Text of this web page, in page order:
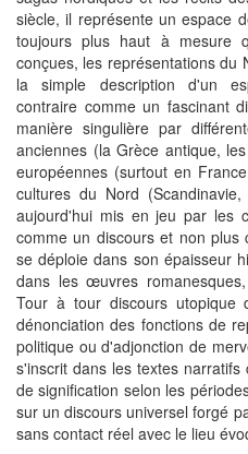
siècle, il représente un espace
toujours plus haut à mesure
conçues, les représentations du
la simple description d'un
contraire comme un fascinant
manière singulière par
anciennes (la Grèce antique,
européennes (surtout en
cultures du Nord
aujourd'hui mis en jeu par les
comme un discours et non plus
se déploie dans son épaisseur
dans les œuvres
Tour à tour discours utopique
dénonciation des fonctions de
politique ou d'adjonction de
s'inscrit dans les textes
de signification selon les
sur un discours universel forgé
sans contact réel avec le lieu